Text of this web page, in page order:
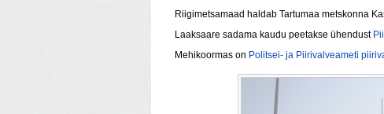
Riigimetsamaad haldab Tartumaa metskonna
Laaksaare sadama kaudu peetakse ühendust
Mehikoormas on Politsei- ja Piirivalveameti